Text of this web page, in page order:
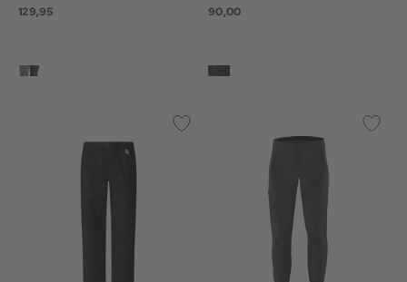
129,95
90,00